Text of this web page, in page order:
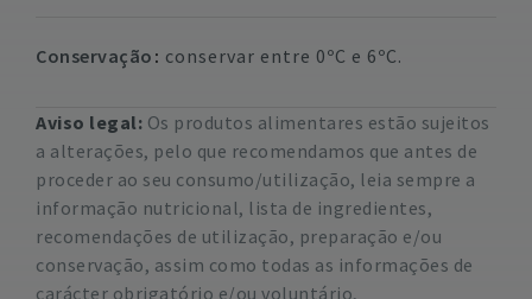
Conservação conservar entre 0ºC e 6ºC.
Aviso legal: Os produtos alimentares estão sujeitos
a alterações, pelo que recomendamos que antes de
proceder ao seu consumo/utilização, leia sempre a
informação nutricional, lista de ingredientes,
recomendações de utilização, preparação e/ou
conservação, assim como todas as informações de
carácter obrigatório e/ou voluntário,